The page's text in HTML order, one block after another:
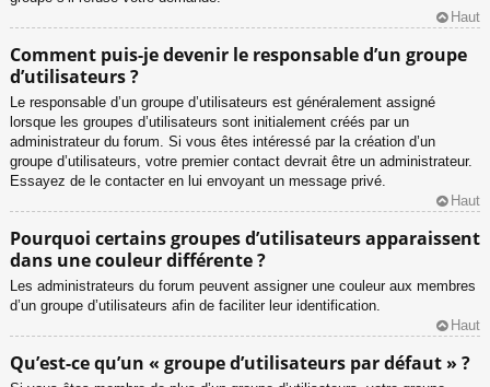
Haut
Comment puis-je devenir le responsable d’un groupe
d’utilisateurs ?
Le responsable d’un groupe d’utilisateurs est généralement assigné
lorsque les groupes d’utilisateurs sont initialement créés par un
administrateur du forum. Si vous êtes intéressé par la création d’un
groupe d’utilisateurs, votre premier contact devrait être un administrateur.
Essayez de le contacter en lui envoyant un message privé.
Haut
Pourquoi certains groupes d’utilisateurs apparaissent
dans une couleur différente ?
Les administrateurs du forum peuvent assigner une couleur aux membres
d’un groupe d’utilisateurs afin de faciliter leur identification.
Haut
Qu’est-ce qu’un « groupe d’utilisateurs par défaut » ?